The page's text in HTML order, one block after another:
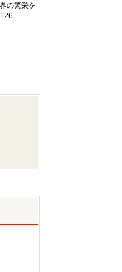
の繁栄を